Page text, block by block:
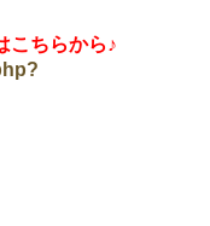
ちらから♪